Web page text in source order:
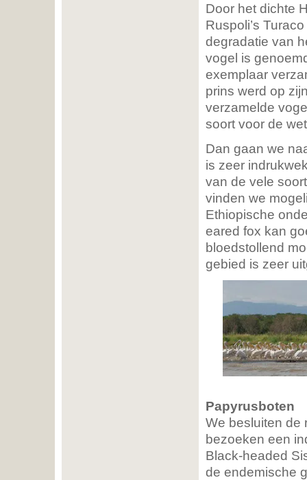
Door het dichte
Ruspoli’s
degradatie van
vogel is
exemplaar
prins werd op
verzamelde
soort voor de
Dan gaan we
is zeer
van de vele
vinden we
Ethiopische
eared fox kan
bloedstollend
gebied is zeer
Papyrusboten
We besluiten de
bezoeken een
Black-headed
de endemische